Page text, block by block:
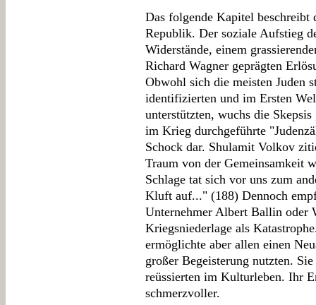
Das folgende Kapitel
Republik. Der soziale Aufstieg
Widerstände, einem
Richard Wagner geprägten
Obwohl sich die meisten Juden
identifizierten und im Ersten
unterstützten, wuchs die
im Krieg durchgeführte
Schock dar. Shulamit Volkov
Traum von der Gemeinsamkeit
Schlage tat sich vor uns zum
Kluft auf..." (188) Dennoch
Unternehmer Albert Ballin oder
Kriegsniederlage als
ermöglichte aber allen einen
großer Begeisterung nutzten.
reüssierten im Kulturleben. Ihr
schmerzvoller.